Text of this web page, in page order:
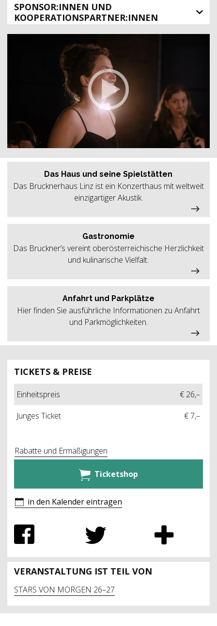
SPONSOR:INNEN UND
KOOPERATIONSPARTNER:INNEN
TICKETS & PREISE
Einheitspreis
€ 26,–
Junges Ticket
€ 7,–
Rabatte und Ermäßigungen
Ticketshop
in den Kalender eintragen
VERANSTALTUNG IST TEIL VON
STARS VON MORGEN 26–27
Das Haus und seine Spielstätten
Das Brucknerhaus Linz ist ein Konzerthaus mit weltweit
einzigartiger Akustik.
Gastronomie
Das Bruckner’s vereint oberösterreichische Herzlichkeit
und kulinarische Vielfalt.
Anfahrt und Parkplätze
Hier finden Sie ausführliche Informationen zu Anfahrt
und Parkmöglichkeiten.